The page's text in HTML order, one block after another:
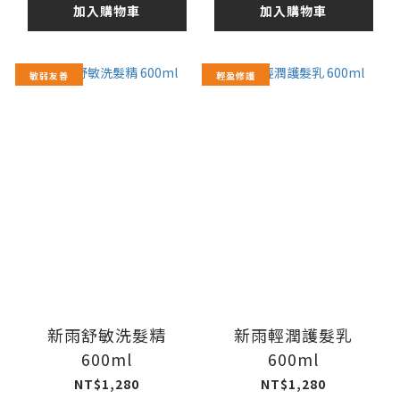
加入購物車 加入購物車
敏弱友善
新雨舒敏洗髮精
600ml
NT$1,280
輕盈修護
新雨輕潤護髮乳
600ml
NT$1,280